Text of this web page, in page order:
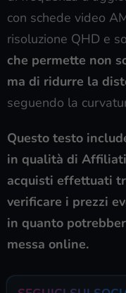
con schede video
risoluzione QHD e
che permette non
ma di ridurre la
seguendo la
Questo testo
in qualità di
acquisti effettuati
verificare i prezzi
in quanto
messa online.